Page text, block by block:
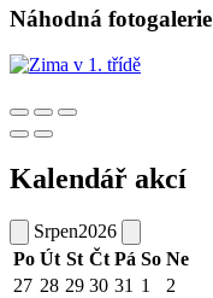
Náhodná fotogalerie
Kalendář akcí
Srpen2026
Po Út St Čt Pá So Ne
27 28 29 30 31 1
2